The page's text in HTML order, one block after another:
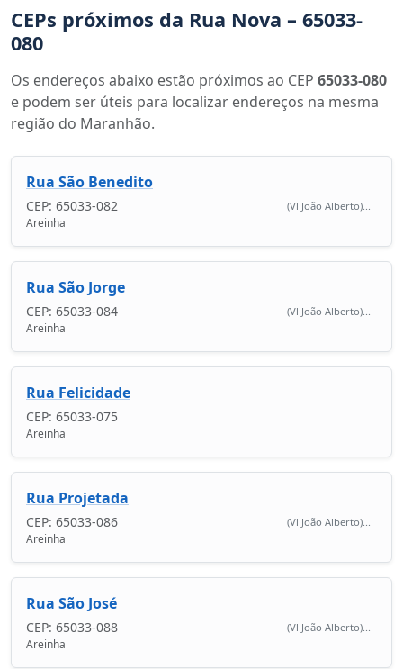
CEPs próximos da Rua Nova – 65033-
080
Os endereços abaixo estão próximos ao CEP 65033-080
e podem ser úteis para localizar endereços na mesma
região do Maranhão.
Rua São Benedito
CEP: 65033-082 (Vl João Alberto)...
Areinha
Rua São Jorge
CEP: 65033-084 (Vl João Alberto)...
Areinha
Rua Felicidade
CEP: 65033-075
Areinha
Rua Projetada
CEP: 65033-086 (Vl João Alberto)...
Areinha
Rua São José
CEP: 65033-088 (Vl João Alberto)...
Areinha